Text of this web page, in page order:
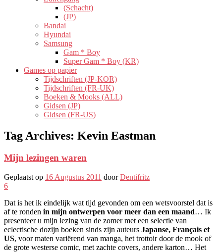
(Schacht)
(JP)
Bandai
Hyundai
Samsung
Gam * Boy
Super Gam * Boy (KR)
Games op papier
Tijdschriften (JP-KOR)
Tijdschriften (FR-UK)
Boeken & Mooks (ALL)
Gidsen (JP)
Gidsen (FR-US)
Tag Archives: Kevin Eastman
Mijn lezingen waren
Geplaatst op 16 Augustus 2011 doorDentifritz
6
Dat is het ik eindelijk wat tijd gevonden om een ​​wetsvoorstel dat is
af te ronden in mijn ontwerpen voor meer dan een maand… Ik
presenteer u mijn lezing van de zomer met een selectie van
eclectische dozijn boeken sinds zijn auteurs Japanse, Français et
US, voor maten variërend van manga, het trottoir door de mook of
de grote westerse comic, met zachte covers, andere karton… Het